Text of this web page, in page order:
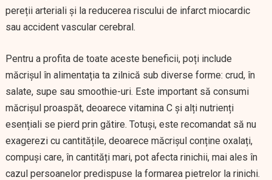
pereții arteriali și la reducerea riscului de infarct miocardic
sau accident vascular cerebral.
Pentru a profita de toate aceste beneficii, poți include
măcrișul în alimentația ta zilnică sub diverse forme: crud, în
salate, supe sau smoothie-uri. Este important să consumi
măcrișul proaspăt, deoarece vitamina C și alți nutrienți
esențiali se pierd prin gătire. Totuși, este recomandat să nu
exagerezi cu cantitățile, deoarece măcrișul conține oxalați,
compuși care, în cantități mari, pot afecta rinichii, mai ales în
cazul persoanelor predispuse la formarea pietrelor la rinichi.